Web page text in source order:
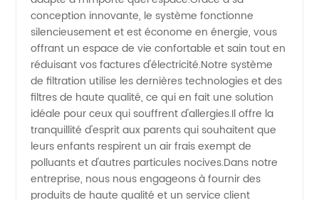
frais de
qualité
supérieure
en
provenance
conception innovante, le système fonctionne
silencieusement et est économe en énergie, vous
offrant un espace de vie confortable et sain tout en
réduisant vos factures d'électricité.Notre système
de filtration utilise les dernières technologies et des
filtres de haute qualité, ce qui en fait une solution
idéale pour ceux qui souffrent d'allergies.Il offre la
tranquillité d'esprit aux parents qui souhaitent que
leurs enfants respirent un air frais exempt de
polluants et d'autres particules nocives.Dans notre
entreprise, nous nous engageons à fournir des
produits de haute qualité et un service client